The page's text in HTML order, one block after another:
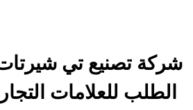
شركة تصنيع تي
الطلب للعلامات